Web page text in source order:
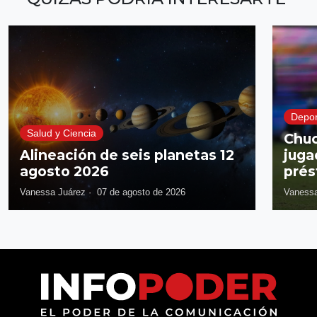
Salud y Ciencia
Alineación de seis planetas 12
agosto 2026
Vanessa Juárez · 07 de agosto de 2026